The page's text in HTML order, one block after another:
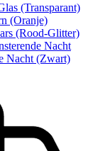
(Transparant)
(Oranje)
(Rood-Glitter)
Nacht
Nacht (Zwart)